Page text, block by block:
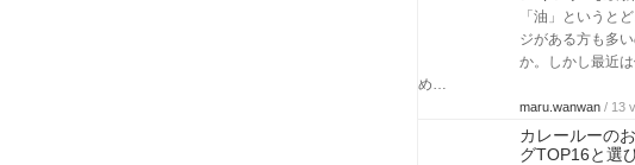
「油」というと
ジがある方も多
か。しかし最近
め…
maru.wanwan / 13
カレールーの
グTOP16と選